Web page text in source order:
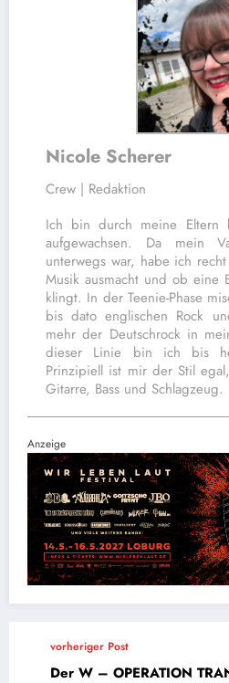
Nicole Scherer
Crew | Redaktion
Ich bin durch meine Eltern
aufgewachsen. Da mein
unterwegs war, habe ich
Musik ausmacht und ob eine
klingt. In der Teenie-Phase
bis dato englischen Rock
mehr der Deutschrock in
dieser Linie bin ich bis
Prinzipiell ist mir der Stil
Gitarre, Bass und Schlagzeug.
Anzeige
vorheriger Post
Der W – OPERATION